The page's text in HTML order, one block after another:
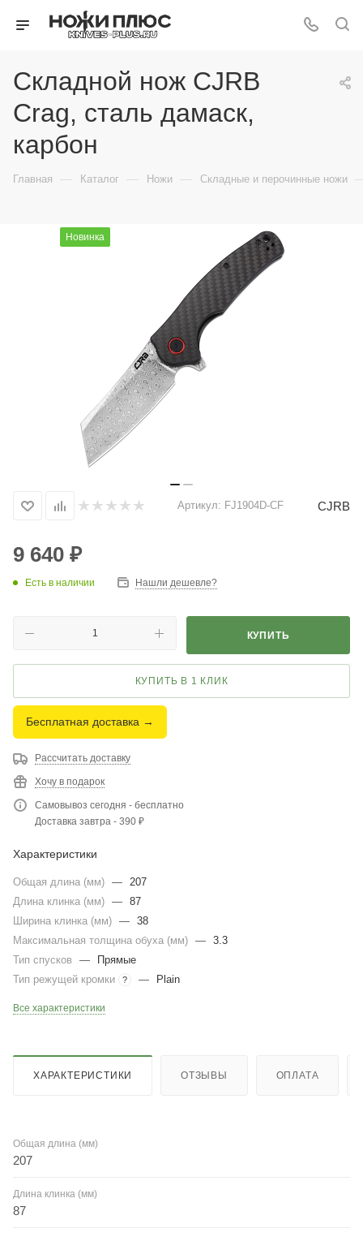
Складной нож CJRB
Crag, сталь дамаск,
карбон
Главная — Каталог — Ножи — Складные и перочинные ножи
Новинка
Артикул: FJ1904D-CF CJRB
9 640 ₽
Есть в наличии Нашли дешевле?
КУПИТЬ
КУПИТЬ В 1 КЛИК
Бесплатная доставка →
Рассчитать доставку
Хочу в подарок
Самовывоз сегодня - бесплатно
Доставка завтра - 390 ₽
Характеристики
Общая длина (мм) — 207
Длина клинка (мм) — 87
Ширина клинка (мм) — 38
Максимальная толщина обуха (мм) — 3.3
Тип спусков
—
Прямые
Тип режущей кромки
? — Plain
Все характеристики
ХАРАКТЕРИСТИКИ ОТЗЫВЫ ОПЛАТА
Общая длина (мм)
207
Длина клинка (мм)
87